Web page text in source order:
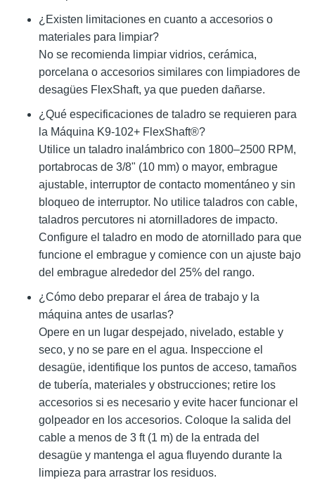
¿Existen limitaciones en cuanto a accesorios o
materiales para limpiar?
No se recomienda limpiar vidrios, cerámica,
porcelana o accesorios similares con limpiadores de
desagües FlexShaft, ya que pueden dañarse.
¿Qué especificaciones de taladro se requieren para
la Máquina K9-102+ FlexShaft®?
Utilice un taladro inalámbrico con 1800–2500 RPM,
portabrocas de 3/8" (10 mm) o mayor, embrague
ajustable, interruptor de contacto momentáneo y sin
bloqueo de interruptor. No utilice taladros con cable,
taladros percutores ni atornilladores de impacto.
Configure el taladro en modo de atornillado para que
funcione el embrague y comience con un ajuste bajo
del embrague alrededor del 25% del rango.
¿Cómo debo preparar el área de trabajo y la
máquina antes de usarlas?
Opere en un lugar despejado, nivelado, estable y
seco, y no se pare en el agua. Inspeccione el
desagüe, identifique los puntos de acceso, tamaños
de tubería, materiales y obstrucciones; retire los
accesorios si es necesario y evite hacer funcionar el
golpeador en los accesorios. Coloque la salida del
cable a menos de 3 ft (1 m) de la entrada del
desagüe y mantenga el agua fluyendo durante la
limpieza para arrastrar los residuos.